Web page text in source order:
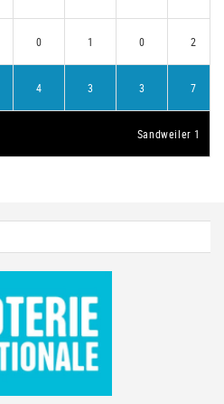
0 1 0 2
4 3 3 7
Sandweiler 1